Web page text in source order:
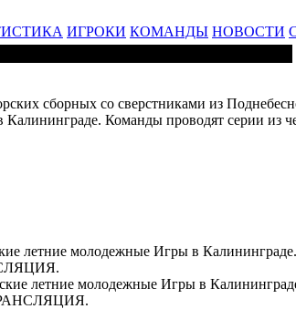
ИГРОКИ КОМАНДЫ НОВОСТИ
сборных со сверстниками из
Команды проводят серии из
летние молодежные Игры в
летние молодежные Игры в